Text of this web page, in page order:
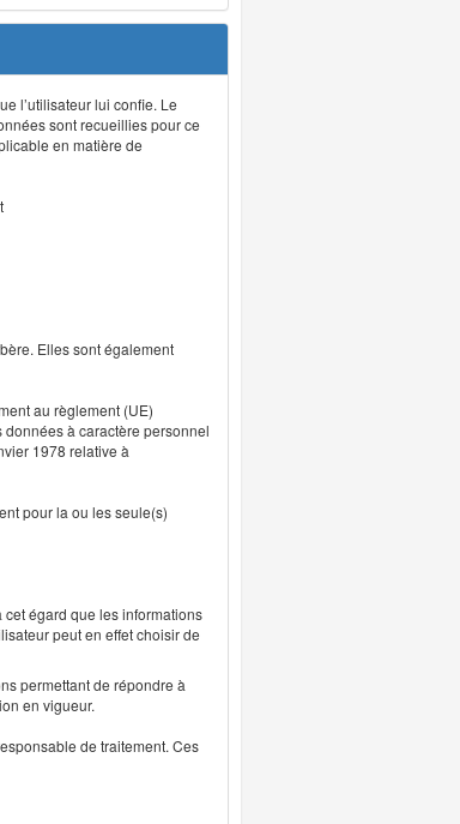
l’utilisateur lui confie. Le
sont recueillies pour ce
en matière de
Elles sont également
au règlement (UE)
à caractère personnel
1978 relative à
pour la ou les seule(s)
égard que les informations
peut en effet choisir de
permettant de répondre à
en vigueur.
de traitement. Ces